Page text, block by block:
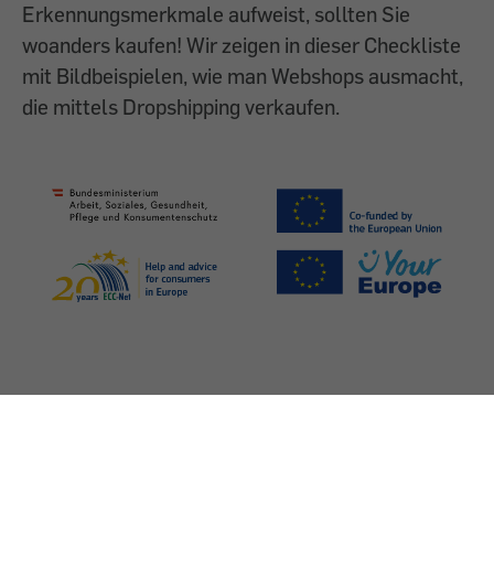
Erkennungsmerkmale aufweist, sollten Sie
woanders kaufen! Wir zeigen in dieser Checkliste
mit Bildbeispielen, wie man Webshops ausmacht,
die mittels Dropshipping verkaufen.